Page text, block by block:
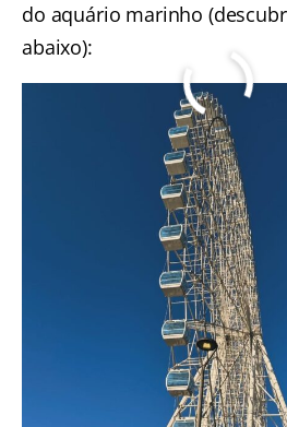
do aquário marinho
abaixo):
Curiosidades do
Marinho do Rio de
Veja algumas curiosidades
chamam a atenção:
São 4.5 milhões de litros de
Possui de 2.000 moradores
Maior aquário marinho da
Compre seu ingresso
até 12 vezes no